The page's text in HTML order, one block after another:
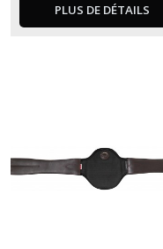
PLUS DE DÉTAILS